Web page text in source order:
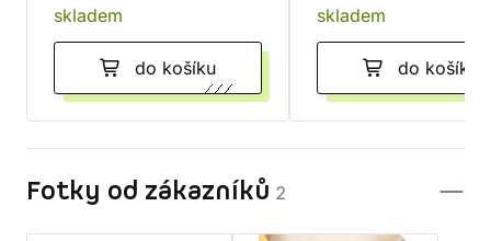
skladem
do košíku
skladem
do košíku
Fotky od zákazníků 2